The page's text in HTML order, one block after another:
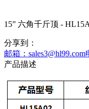
15” 六角千斤顶 -
分享到：
邮箱：sales3@hl99.com
产品描述